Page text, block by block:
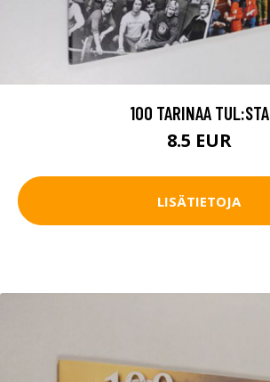
100 TARINAA TUL:STA
8.5 EUR
LISÄTIETOJA